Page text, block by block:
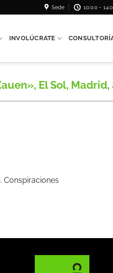
Sede 10:00 -
INVOLÚCRATE
El Sol, Madrid,
Conspiraciones